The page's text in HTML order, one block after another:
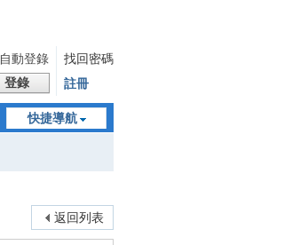
自動登錄
找回密碼
登錄 註冊
快捷導航
返回列表